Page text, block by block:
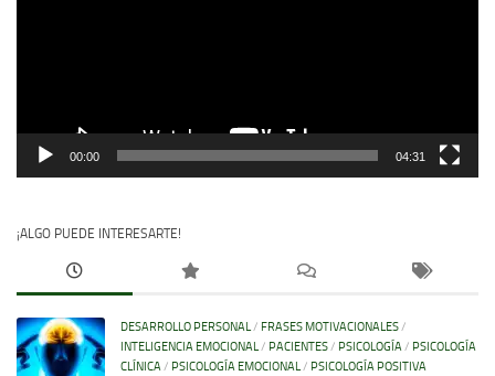
00:00 04:31
¡ALGO PUEDE INTERESARTE!
DESARROLLO PERSONAL/ FRASES MOTIVACIONALES/
INTELIGENCIA EMOCIONAL/ PACIENTES/ PSICOLOGÍA/ PSICOLOGÍA
CLÍNICA/ PSICOLOGÍA EMOCIONAL/ PSICOLOGÍA POSITIVA